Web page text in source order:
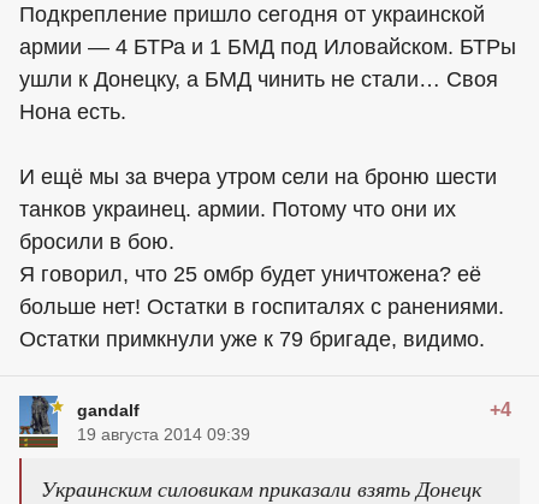
Подкрепление пришло сегодня от украинской
армии — 4 БТРа и 1 БМД под Иловайском. БТРы
ушли к Донецку, а БМД чинить не стали… Своя
Нона есть.
И ещё мы за вчера утром сели на броню шести
танков украинец. армии. Потому что они их
бросили в бою.
Я говорил, что 25 омбр будет уничтожена? её
больше нет! Остатки в госпиталях с ранениями.
Остатки примкнули уже к 79 бригаде, видимо.
gandalf +4
19 августа 2014 09:39
Украинским силовикам приказали взять Донецк